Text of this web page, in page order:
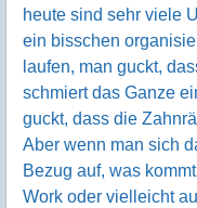
heute sind sehr viele
ein bisschen
laufen, man guckt,
schmiert das Ganze
guckt, dass die
Aber wenn man sich
Bezug auf, was
Work oder vielleicht